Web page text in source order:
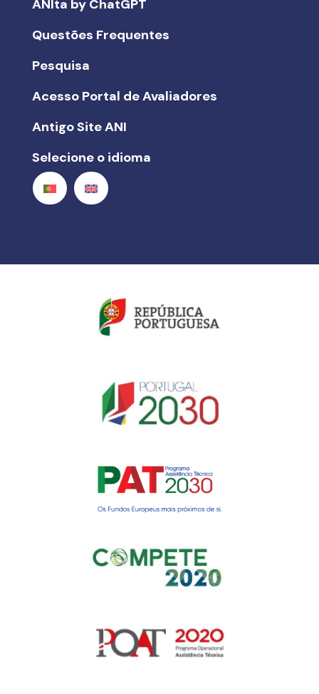
Gerir o Consentimento de
ANIta by ChatGPT
Questões Frequentes
Pesquisa
Acesso Portal de Avaliadores
Antigo Site ANI
Selecione o idioma